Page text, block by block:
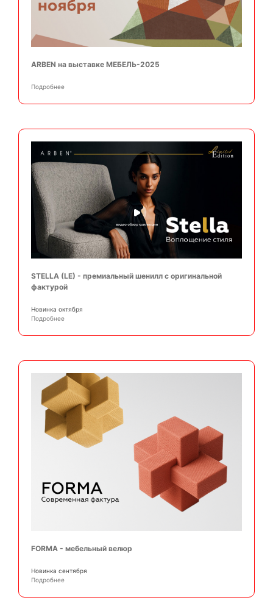
ARBEN на выставке МЕБЕЛЬ-2025
Подробнее
STELLA (LE) - премиальный шенилл с оригинальной
фактурой
Новинка октября
Подробнее
FORMA - мебельный велюр
Новинка сентября
Подробнее